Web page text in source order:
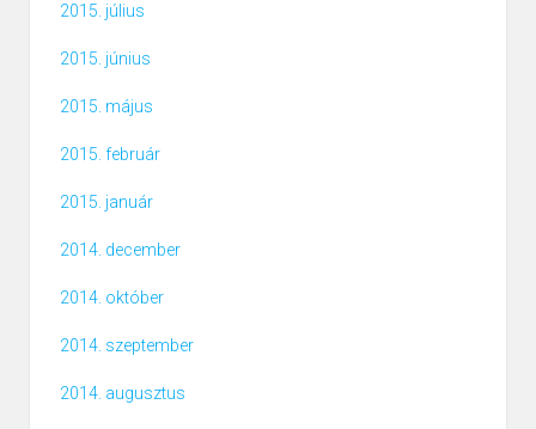
2015. július
2015. június
2015. május
2015. február
2015. január
2014. december
2014. október
2014. szeptember
2014. augusztus